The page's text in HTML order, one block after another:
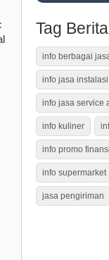
Tag
info berbagai
info jasa
info jasa service
info kuliner
info promo
info supermarket
jasa pengiriman